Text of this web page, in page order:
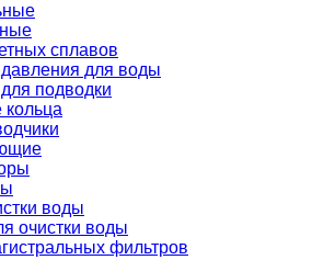
сплавов
для воды
подводки
воды
очистки воды
фильтров